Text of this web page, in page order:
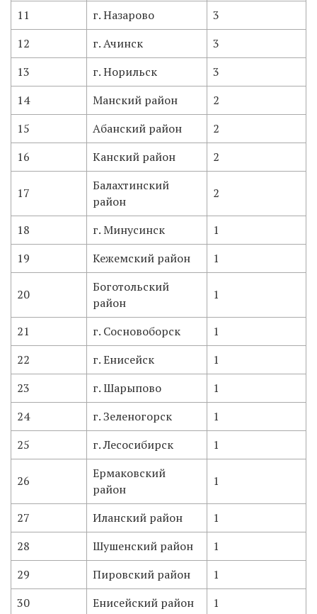
11 г. Назарово
3
12
г. Ачинск
3
13
г. Норильск
3
14
Манский район
2
15
Абанский район
2
16
Канский район 2
17
Балахтинский
район
2
18 г. Минусинск
1
19
Кежемский район 1
20
Боготольский
район
1
21 г. Сосновоборск
1
22
г. Енисейск
1
23
г. Шарыпово
1
24
г. Зеленогорск
1
25
г. Лесосибирск 1
26
Ермаковский
район
1
27 Иланский район
1
28
Шушенский район
1
29
Пировский район
1
30
Енисейский район 1